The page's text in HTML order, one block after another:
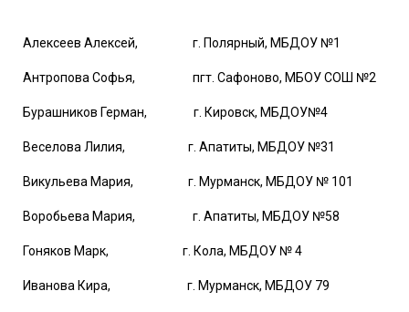
Алексеев Алексей, г. Полярный, МБДОУ №1
Антропова Софья, пгт. Сафоново, МБОУ СОШ №2
Бурашников Герман, г. Кировск, МБДОУ№4
Веселова Лилия, г. Апатиты, МБДОУ №31
Викульева Мария, г. Мурманск, МБДОУ № 101
Воробьева Мария, г. Апатиты, МБДОУ №58
Гоняков Марк, г. Кола, МБДОУ № 4
Иванова Кира, г. Мурманск, МБДОУ 79